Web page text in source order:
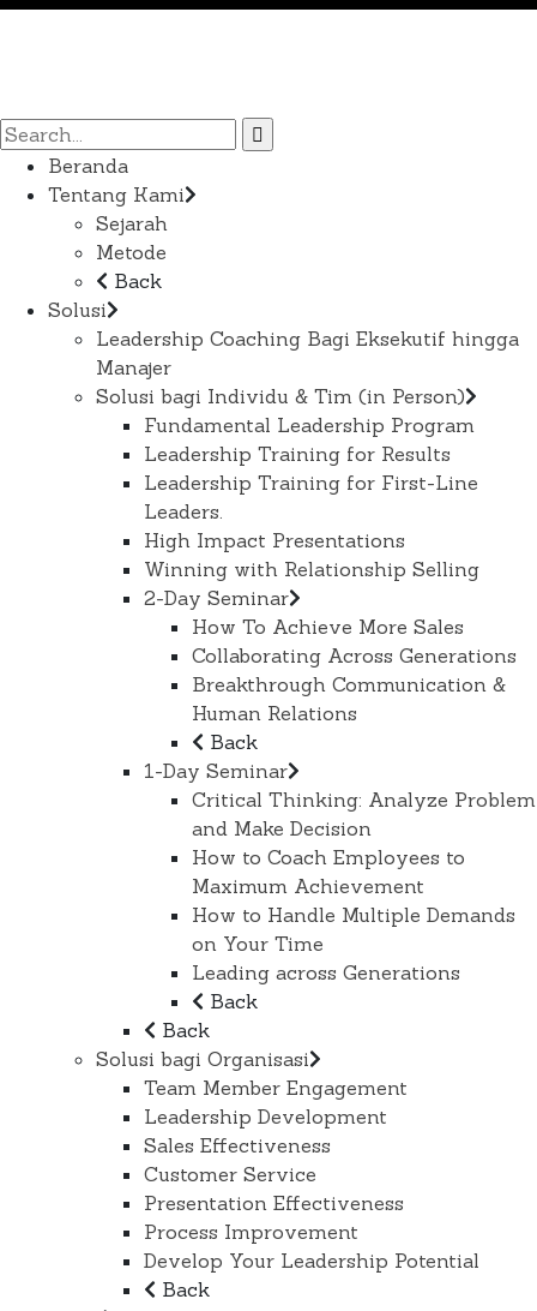
Beranda
Tentang Kami
Sejarah
Metode
Back
Solusi
Leadership Coaching Bagi Eksekutif hingga
Manajer
Solusi bagi Individu & Tim (in Person)
Fundamental Leadership Program
Leadership Training for Results
Leadership Training for First-Line
Leaders.
High Impact Presentations
Winning with Relationship Selling
2-Day Seminar
How To Achieve More Sales
Collaborating Across Generations
Breakthrough Communication &
Human Relations
Back
1-Day Seminar
Critical Thinking: Analyze Problem
and Make Decision
How to Coach Employees to
Maximum Achievement
How to Handle Multiple Demands
on Your Time
Leading across Generations
Back
Back
Solusi bagi Organisasi
Team Member Engagement
Leadership Development
Sales Effectiveness
Customer Service
Presentation Effectiveness
Process Improvement
Develop Your Leadership Potential
Back